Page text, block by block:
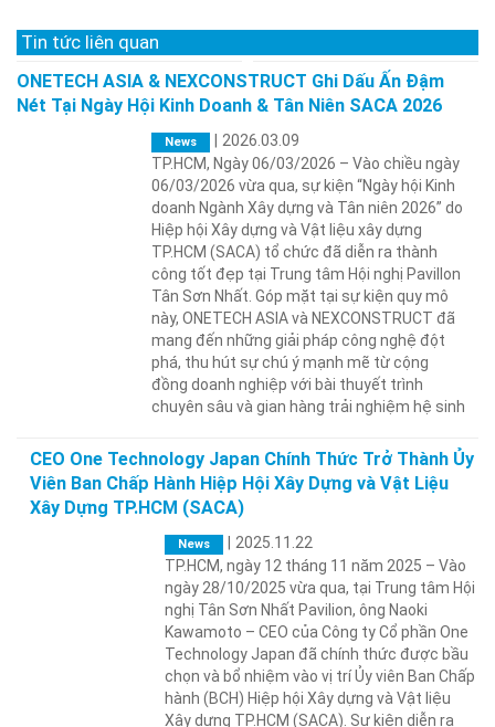
Tin tức liên quan
ONETECH ASIA & NEXCONSTRUCT Ghi Dấu Ấn Đậm
Nét Tại Ngày Hội Kinh Doanh & Tân Niên SACA 2026
News
2026.03.09
TP.HCM, Ngày 06/03/2026 – Vào chiều ngày
06/03/2026 vừa qua, sự kiện “Ngày hội Kinh
doanh Ngành Xây dựng và Tân niên 2026” do
Hiệp hội Xây dựng và Vật liệu xây dựng
TP.HCM (SACA) tổ chức đã diễn ra thành
công tốt đẹp tại Trung tâm Hội nghị Pavillon
Tân Sơn Nhất. Góp mặt tại sự kiện quy mô
này, ONETECH ASIA và NEXCONSTRUCT đã
mang đến những giải pháp công nghệ đột
phá, thu hút sự chú ý mạnh mẽ từ cộng
đồng doanh nghiệp với bài thuyết trình
chuyên sâu và gian hàng trải nghiệm hệ sinh
CEO One Technology Japan Chính Thức Trở Thành Ủy
Viên Ban Chấp Hành Hiệp Hội Xây Dựng và Vật Liệu
Xây Dựng TP.HCM (SACA)
News
2025.11.22
TP.HCM, ngày 12 tháng 11 năm 2025 – Vào
ngày 28/10/2025 vừa qua, tại Trung tâm Hội
nghị Tân Sơn Nhất Pavilion, ông Naoki
Kawamoto – CEO của Công ty Cổ phần One
Technology Japan đã chính thức được bầu
chọn và bổ nhiệm vào vị trí Ủy viên Ban Chấp
hành (BCH) Hiệp hội Xây dựng và Vật liệu
Xây dựng TP.HCM (SACA). Sự kiện diễn ra